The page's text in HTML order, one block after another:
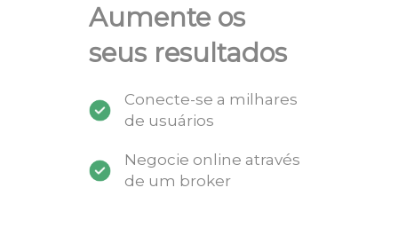
Aumente os
seus resultados
Conecte-se a milhares
de usuários
Negocie online através
de um broker